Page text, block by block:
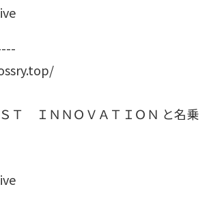
Ｔ ＩＮＮＯＶＡＴＩＯＮ と名乗